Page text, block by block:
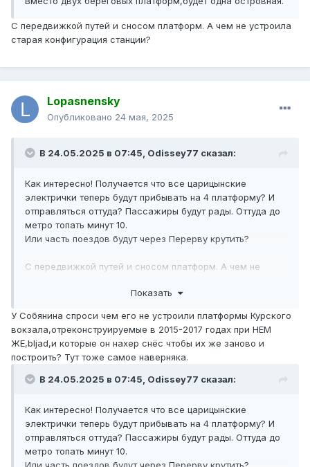
С передвижкой путей и сносом платформ. А чем не устроила
старая конфигурация станции?
Lopasnensky
Опубликовано 24 мая, 2025
В 24.05.2025 в 07:45, Odissey77 сказал:
Как интересно! Получается что все царицынские
электрички теперь будут прибывать на 4 платформу? И
отправляться оттуда? Пассажиры будут рады. Оттуда до
метро топать минут 10.
Или часть поездов будут через Перерву крутить?
С передвижкой путей и сносом платформ. А чем не
Показать
У Собянина спроси чем его не устроили платформы Курского
вокзала,отреконструируемые в 2015-2017 годах при НЕМ
ЖЕ,bljad,и которые он нахер снёс чтобы их же заново и
построить? Тут тоже самое наверняка.
В 24.05.2025 в 07:45, Odissey77 сказал:
Как интересно! Получается что все царицынские
электрички теперь будут прибывать на 4 платформу? И
отправляться оттуда? Пассажиры будут рады. Оттуда до
метро топать минут 10.